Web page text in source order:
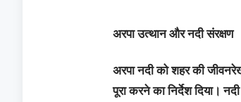
अरपा उत्थान और नदी संरक्षण
अरपा नदी को शहर की
पूरा करने का निर्देश दिया।